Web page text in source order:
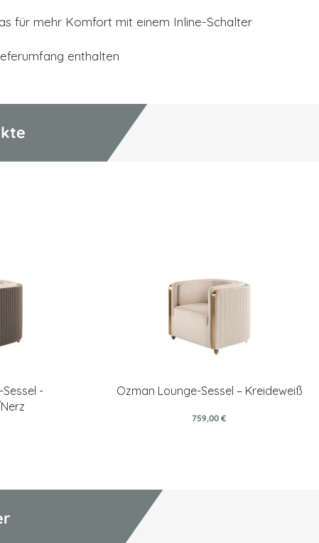
für mehr Komfort mit einem Inline-Schalter
enthalten
-
Ozman Lounge-Sessel – Kreideweiß
759,00 €